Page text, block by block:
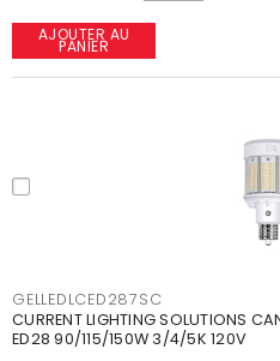
AJOUTER AU
PANIER
GELLEDLCED287SC
CURRENT LIGHTING SOLUTIONS
ED28 90/115/150W 3/4/5K 120V